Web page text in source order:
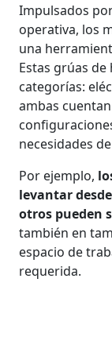
Impulsados
operativa, los
una
Estas grúas
categorías:
ambas
necesidades
Por ejemplo,
levantar
otros pueden
también en
espacio de
requerida.